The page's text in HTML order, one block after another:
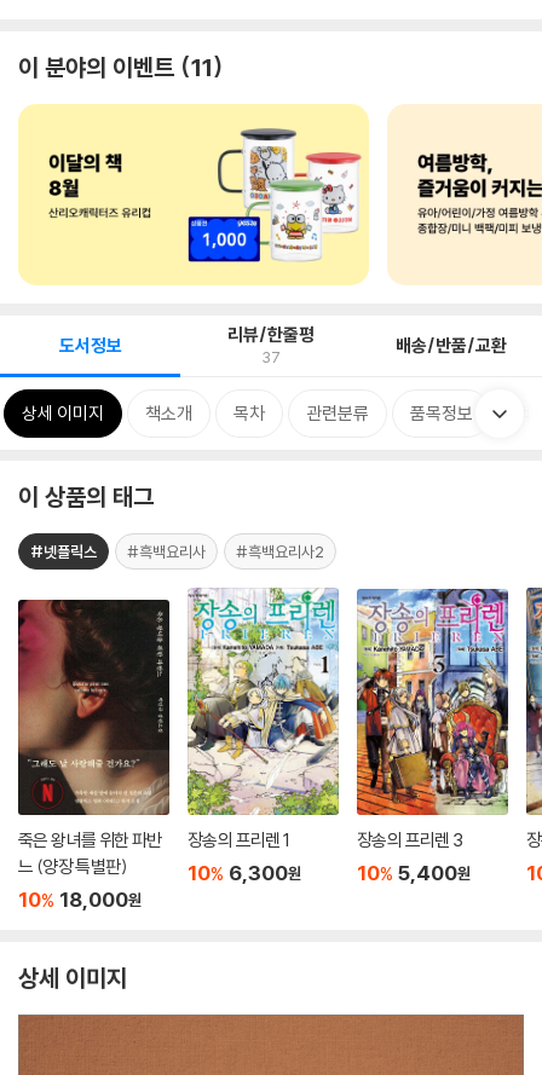
이 분야의 이벤트 11
도서정보 리뷰/한줄평
37 배송/반품/교환
상세 이미지 책소개 목차 관련분류 품목정보
이 상품의 태그
#넷플릭스 #흑백요리사 #흑백요리사2
죽은 왕녀를 위한 파반
느 (양장 특별판)
10% 18,000원
장송의 프리렌 1
10% 6,300원
장송의 프리렌 3
10% 5,400원
상세 이미지